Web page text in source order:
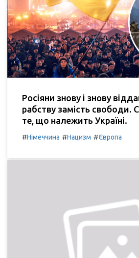
Росіяни знову і знову
рабству замість
те, що належить Україні.
#Німеччина #Нацизм #Європа